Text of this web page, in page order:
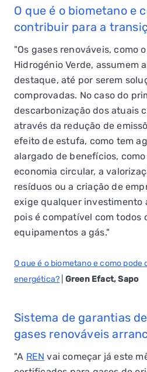
O que é o biometano e
contribuir para a
"Os gases renováveis, como
Hidrogénio Verde, assumem
destaque, até por serem
comprovadas. No caso do
descarbonização dos atuais
através da redução de
efeito de estufa, como tem
alargado de benefícios,
economia circular, a
resíduos ou a criação de
exige qualquer investimento
pois é compatível com todos
equipamentos a gás."
O que é o biometano e como
energética? Green Efact, Sapo
Sistema de garantias
gases renováveis
"A REN vai começar já este